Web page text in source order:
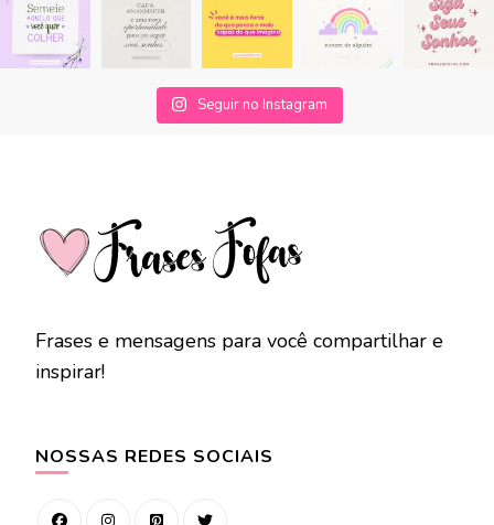
Seguir no Instagram
Frases e mensagens para você compartilhar e
inspirar!
NOSSAS REDES SOCIAIS